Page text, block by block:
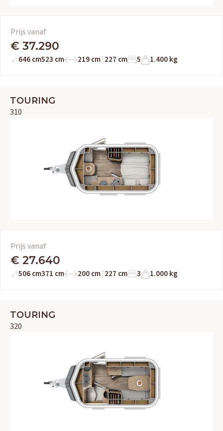
Prijs vanaf
€ 37.290
646 cm523 cm 219 cm 227 cm 5 1.400 kg
TOURING
310
Prijs vanaf
€ 27.640
506 cm371 cm 200 cm 227 cm 3 1.000 kg
TOURING
320